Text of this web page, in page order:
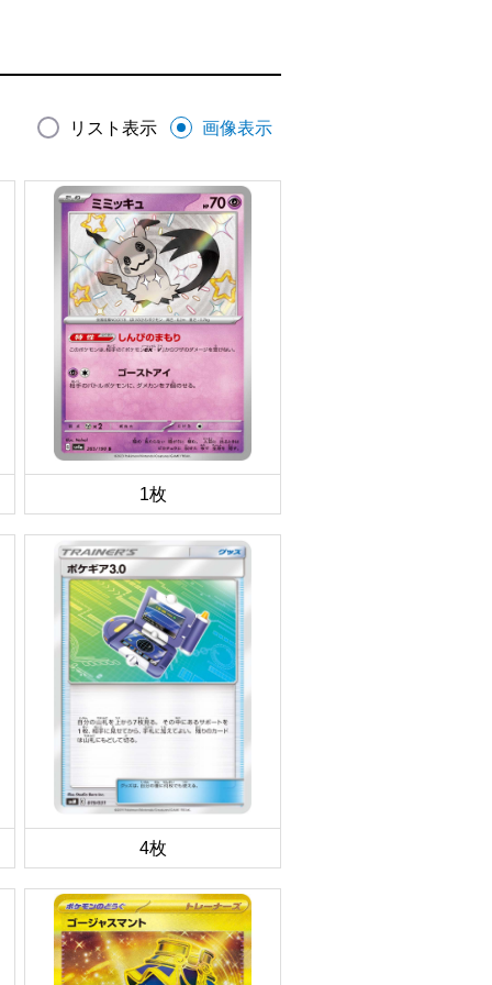
リスト表示 画像表示
1枚
4枚